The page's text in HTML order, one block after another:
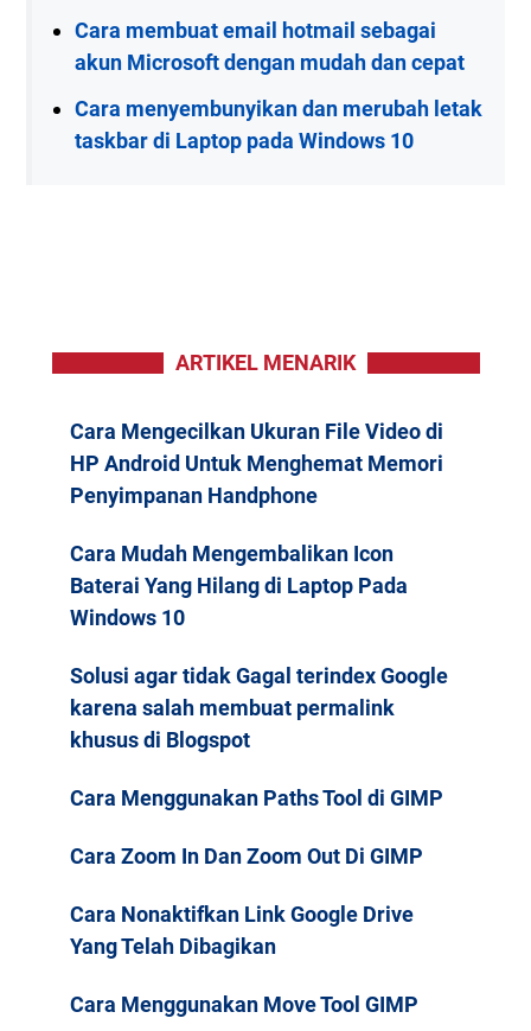
Cara membuat email hotmail sebagai
akun Microsoft dengan mudah dan cepat
Cara menyembunyikan dan merubah letak
taskbar di Laptop pada Windows 10
ARTIKEL MENARIK
Cara Mengecilkan Ukuran File Video di
HP Android Untuk Menghemat Memori
Penyimpanan Handphone
Cara Mudah Mengembalikan Icon
Baterai Yang Hilang di Laptop Pada
Windows 10
Solusi agar tidak Gagal terindex Google
karena salah membuat permalink
khusus di Blogspot
Cara Menggunakan Paths Tool di GIMP
Cara Zoom In Dan Zoom Out Di GIMP
Cara Nonaktifkan Link Google Drive
Yang Telah Dibagikan
Cara Menggunakan Move Tool GIMP